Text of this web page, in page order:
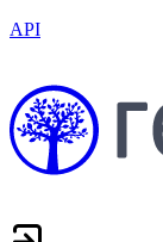
API